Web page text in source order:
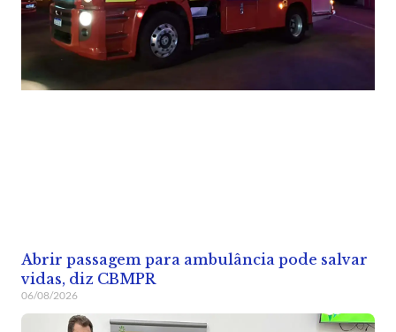
Abrir passagem para ambulância pode salvar
vidas, diz CBMPR
06/08/2026